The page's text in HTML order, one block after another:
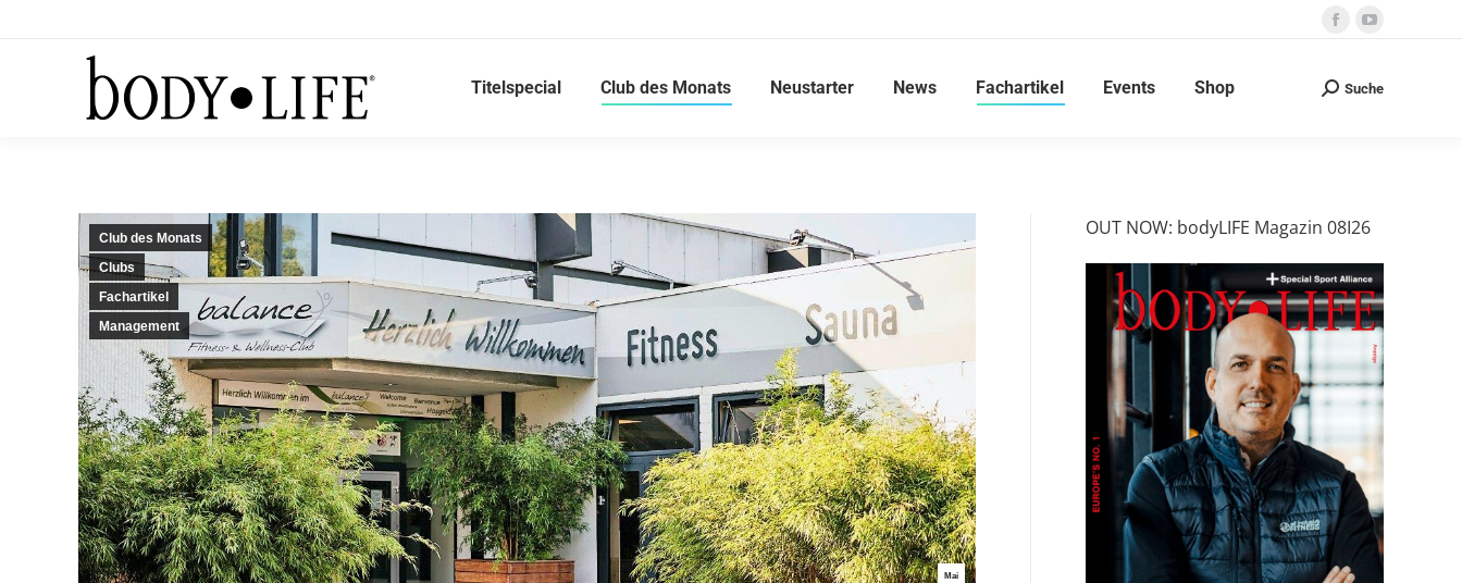
Facebook
opens
YouTube
opens
Titelspecial Club des Monats Neustarter News Fachartikel Events Shop Search:
Suche
Mai
Club des Monats
Clubs
Fachartikel
Management
OUT NOW: bodyLIFE Magazin 08I26